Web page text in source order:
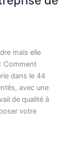
mais elle
Comment
dans le 44
avec une
de qualité à
votre